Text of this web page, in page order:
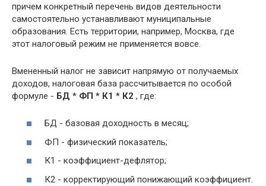
причем конкретный перечень видов деятельности
самостоятельно устанавливают муниципальные
образования. Есть территории, например, Москва, где
этот налоговый режим не применяется вовсе.
Вмененный налог не зависит напрямую от получаемых
доходов, налоговая база рассчитывается по особой
формуле - БД * ФП * К1 * К2 , где:
БД - базовая доходность в месяц;
ФП - физический показатель;
К1 - коэффициент-дефлятор;
К2 - корректирующий понижающий коэффициент.